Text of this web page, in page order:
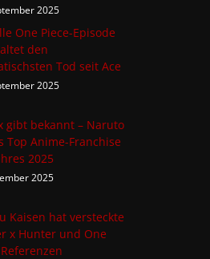
2025
One Piece-Episode
den
Tod seit Ace
2025
gibt bekannt – Naruto
Top Anime-Franchise
2025
2025
Kaisen hat versteckte
x Hunter und One